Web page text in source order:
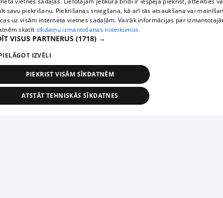
savu piekrišanu. Piekrišanas sniegšana, kā arī tās atsaukšana vai
uz visām interneta vietnes sadaļām. Vairāk informācijas par
skatīt sīkdatņu izmantošanas noteikumos.
VISUS PARTNERUS (1718) →
IZVĒLI
PIEKRIST VISĀM SĪKDATNĒM
ATSTĀT TEHNISKĀS SĪKDATNES